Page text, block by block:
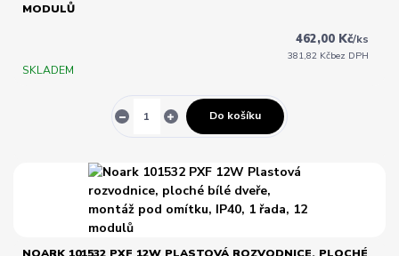
MODULŮ
462,00 Kč/ks
381,82 Kčbez DPH
SKLADEM
Do košíku